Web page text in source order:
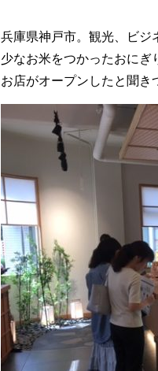
兵庫県神戸市。観光、ビ
少なお米をつかったおに
お店がオープンしたと聞き